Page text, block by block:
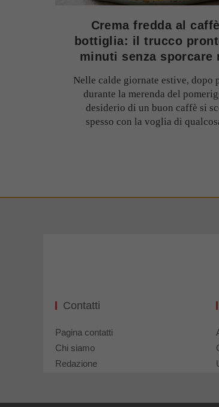
Crema fredda al
bottiglia: il trucco
minuti senza sporcare
Nelle calde giornate estive, dopo
durante la merenda del
desiderio di un buon caffè si
spesso con la voglia di
Contatti
Pagina contatti
Chi siamo
Redazione